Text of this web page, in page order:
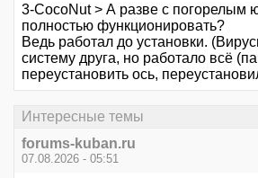
3-CocoNut > А разве с погорелым
полностью функционировать?
Ведь работал до установки.
систему друга, но работало всё
переустановить ось,
Интересные темы
forums-kuban.ru
07.08.2026 - 05:51